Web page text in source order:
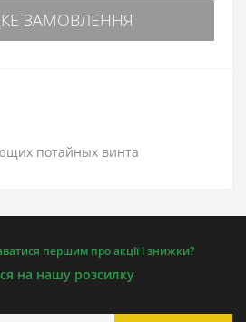
ЗАМОВЛЕННЯ
потайных винта
першим про акції і знижки?
на нашу розсилку